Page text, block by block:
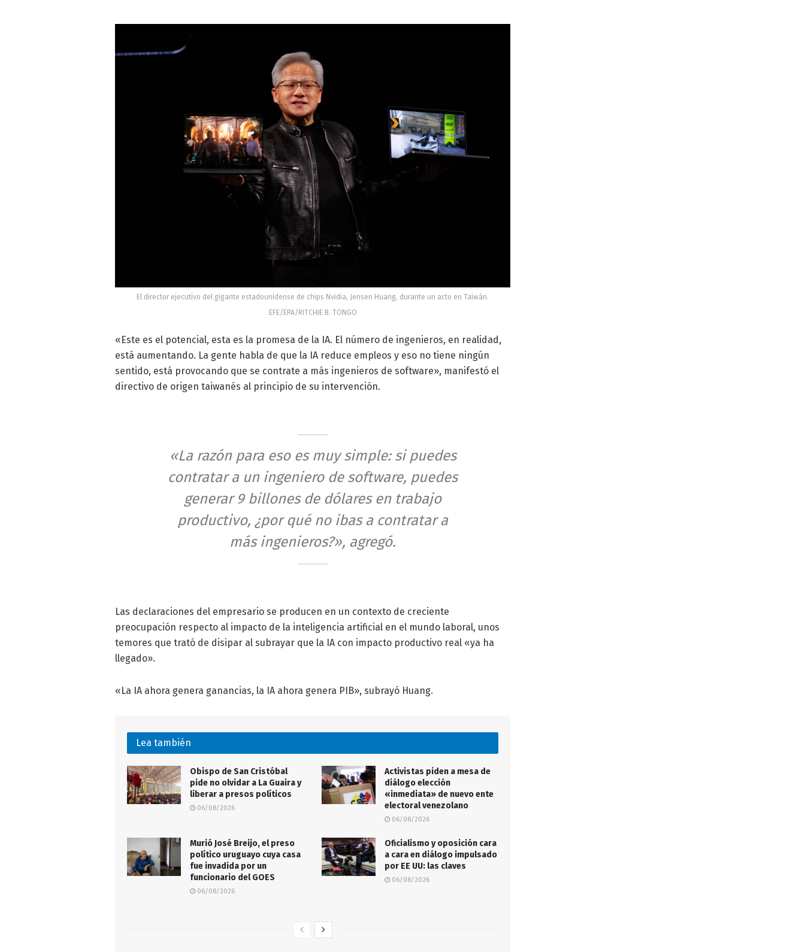
El director ejecutivo del gigante estadounidense de chips Nvidia, Jensen Huang, durante un acto en Taiwán.
EFE/EPA/RITCHIE B. TONGO
«Este es el potencial, esta es la promesa de la IA. El número de ingenieros, en realidad,
está aumentando. La gente habla de que la IA reduce empleos y eso no tiene ningún
sentido, está provocando que se contrate a más ingenieros de software», manifestó el
directivo de origen taiwanés al principio de su intervención.
«La razón para eso es muy simple: si puedes
contratar a un ingeniero de software, puedes
generar 9 billones de dólares en trabajo
productivo, ¿por qué no ibas a contratar a
más ingenieros?», agregó.
Las declaraciones del empresario se producen en un contexto de creciente
preocupación respecto al impacto de la inteligencia artificial en el mundo laboral, unos
temores que trató de disipar al subrayar que la IA con impacto productivo real «ya ha
llegado».
«La IA ahora genera ganancias, la IA ahora genera PIB», subrayó Huang.
Lea también
Obispo de San Cristóbal
pide no olvidar a La Guaira y
liberar a presos políticos
06/08/2026
Activistas piden a mesa de
diálogo elección
«inmediata» de nuevo ente
electoral venezolano
06/08/2026
Murió José Breijo, el preso
político uruguayo cuya casa
fue invadida por un
funcionario del GOES
06/08/2026
Oficialismo y oposición cara
a cara en diálogo impulsado
por EE UU: las claves
06/08/2026